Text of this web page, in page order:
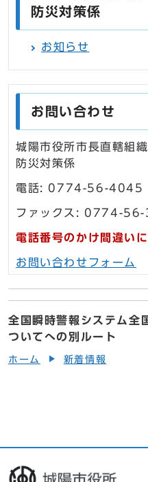
防災対策係
お知らせ
お問い合わせ
城陽市役所市長直轄組
防災対策係
電話: 0774-56-4045
ファックス: 0774-
電話番号のかけ間違い
お問い合わせフォーム
全国瞬時警報システム全
ついてへの別ルート
ホーム 新着情報